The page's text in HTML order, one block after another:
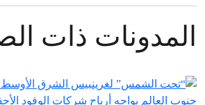
المدونات ذات